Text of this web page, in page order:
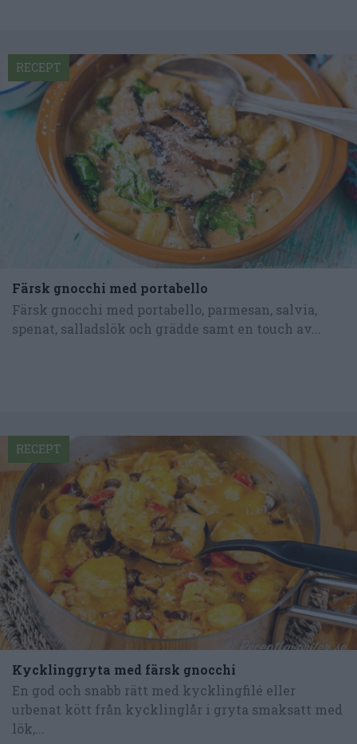
Färsk gnocchi med portabello
Färsk gnocchi med portabello, parmesan, salvia,
spenat, salladslök och grädde samt en touch av...
RECEPT
Kycklinggryta med färsk gnocchi
En god och snabb rätt med kycklingfilé eller
urbenat kött från kycklinglår i gryta smaksatt med
lök,...
RECEPT